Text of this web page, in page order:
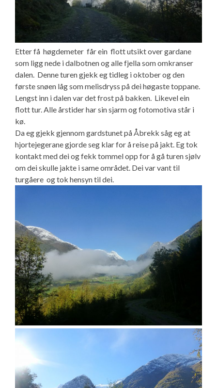
Etter få høgdemeter får ein flott utsikt over gardane
som ligg nede i dalbotnen og alle fjella som omkranser
dalen. Denne turen gjekk eg tidleg i oktober og den
første snøen låg som melisdryss på dei høgaste toppane.
Lengst inn i dalen var det frost på bakken. Likevel ein
flott tur. Alle årstider har sin sjarm og fotomotiva står i
kø.
Da eg gjekk gjennom gardstunet på Åbrekk såg eg at
hjortejegerane gjorde seg klar for å reise på jakt. Eg tok
kontakt med dei og fekk tommel opp for å gå turen sjølv
om dei skulle jakte i same området. Dei var vant til
turgåere og tok hensyn til dei.